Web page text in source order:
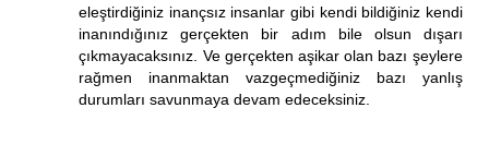
eleştirdiğiniz inançsız insanlar gibi kendi bildiğiniz kendi
inanındığınız gerçekten bir adım bile olsun dışarı
çıkmayacaksınız. Ve gerçekten aşikar olan bazı şeylere
rağmen inanmaktan vazgeçmediğiniz bazı yanlış
durumları savunmaya devam edeceksiniz.